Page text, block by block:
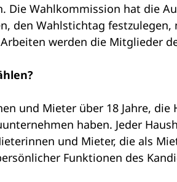
Die Wahlkommission hat die
den Wahlstichtag
werden die Mitglieder
und Mieter über 18 Jahre,
haben. Jeder
und Mieter, die als
Funktionen des